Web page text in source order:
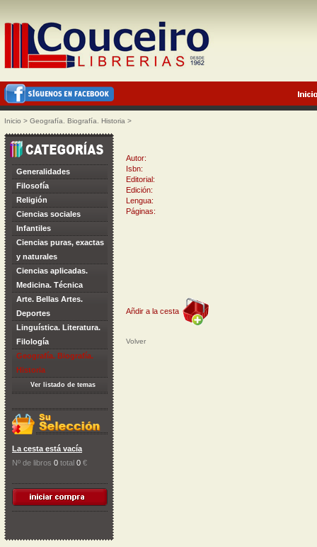
Inicio > Geografía. Biografía. Historia >
Generalidades
Filosofía
Religión
Ciencias sociales
Infantiles
Ciencias puras, exactas
y naturales
Ciencias aplicadas.
Medicina. Técnica
Arte. Bellas Artes.
Deportes
Linguística. Literatura.
Filología
Geografía. Biografía.
Historia
Ver listado de temas
La cesta está vacía
Nº de libros 0 total 0 €
Autor:
Isbn:
Editorial:
Edición:
Lengua:
Páginas:
Añdir a la cesta
Volver